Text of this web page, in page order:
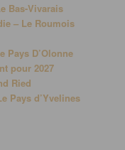
Bas-Vivarais
– Le Roumois
Pays D’Olonne
pour 2027
Ried
Pays d’Yvelines